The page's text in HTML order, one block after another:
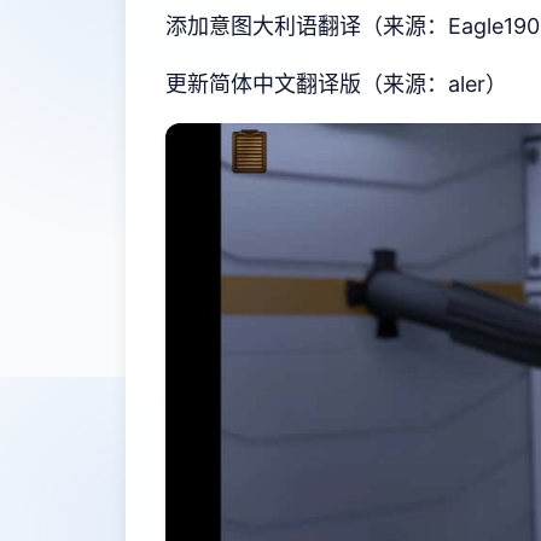
添加意图大利语翻译（来源：
更新简体中文翻译版（来源：aler）